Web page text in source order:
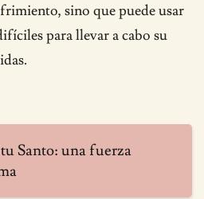
sino que puede usar
para llevar a cabo su
Santo: una fuerza